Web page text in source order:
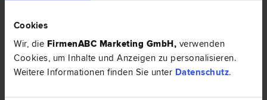
Cookies
Wir, die FirmenABC Marketing GmbH, verwenden
Cookies, um Inhalte und Anzeigen zu personalisieren.
Weitere Informationen finden Sie unter Datenschutz.